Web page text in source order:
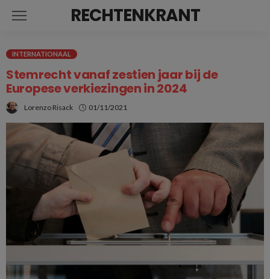
RECHTENKRANT
INTERNATIONAAL
Stemrecht vanaf zestien jaar bij de
Europese verkiezingen in 2024
Lorenzo Risack 01/11/2021